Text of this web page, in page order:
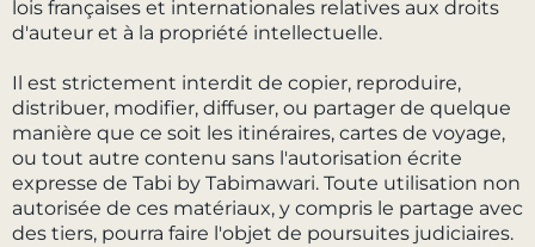
lois françaises et internationales relatives aux droits
d'auteur et à la propriété intellectuelle.
Il est strictement interdit de copier, reproduire,
distribuer, modifier, diffuser, ou partager de quelque
manière que ce soit les itinéraires, cartes de voyage,
ou tout autre contenu sans l'autorisation écrite
expresse de Tabi by Tabimawari. Toute utilisation non
autorisée de ces matériaux, y compris le partage avec
des tiers, pourra faire l'objet de poursuites judiciaires.